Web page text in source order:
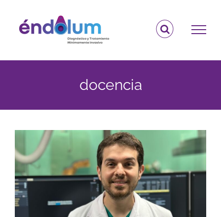
contenido
docencia